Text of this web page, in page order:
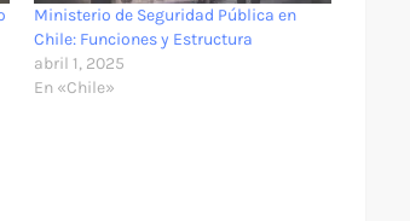
Ministerio de Seguridad Pública en
Chile: Funciones y Estructura
abril 1, 2025
En «Chile»